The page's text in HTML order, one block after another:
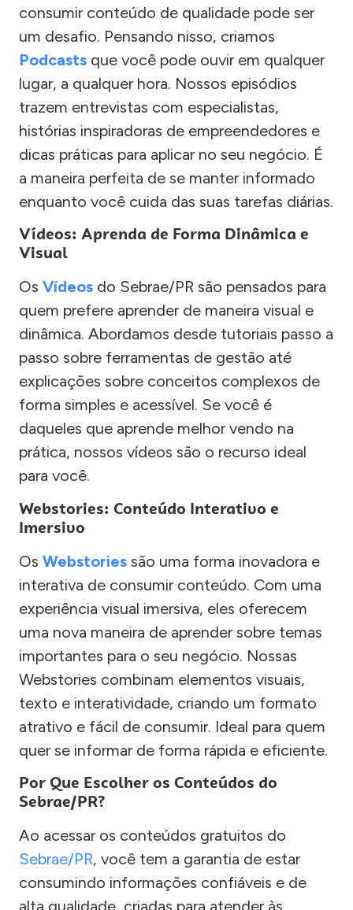
consumir conteúdo de qualidade pode ser
um desafio. Pensando nisso, criamos
Podcasts que você pode ouvir em qualquer
lugar, a qualquer hora. Nossos episódios
trazem entrevistas com especialistas,
histórias inspiradoras de empreendedores e
dicas práticas para aplicar no seu negócio. É
a maneira perfeita de se manter informado
enquanto você cuida das suas tarefas diárias.
Vídeos: Aprenda de Forma Dinâmica e
Visual
Os Vídeos do Sebrae/PR são pensados para
quem prefere aprender de maneira visual e
dinâmica. Abordamos desde tutoriais passo a
passo sobre ferramentas de gestão até
explicações sobre conceitos complexos de
forma simples e acessível. Se você é
daqueles que aprende melhor vendo na
prática, nossos vídeos são o recurso ideal
para você.
Webstories: Conteúdo Interativo e
Imersivo
Os Webstories são uma forma inovadora e
interativa de consumir conteúdo. Com uma
experiência visual imersiva, eles oferecem
uma nova maneira de aprender sobre temas
importantes para o seu negócio. Nossas
Webstories combinam elementos visuais,
texto e interatividade, criando um formato
atrativo e fácil de consumir. Ideal para quem
quer se informar de forma rápida e eficiente.
Por Que Escolher os Conteúdos do
Sebrae/PR?
Ao acessar os conteúdos gratuitos do
Sebrae/PR, você tem a garantia de estar
consumindo informações confiáveis e de
alta qualidade, criadas para atender às